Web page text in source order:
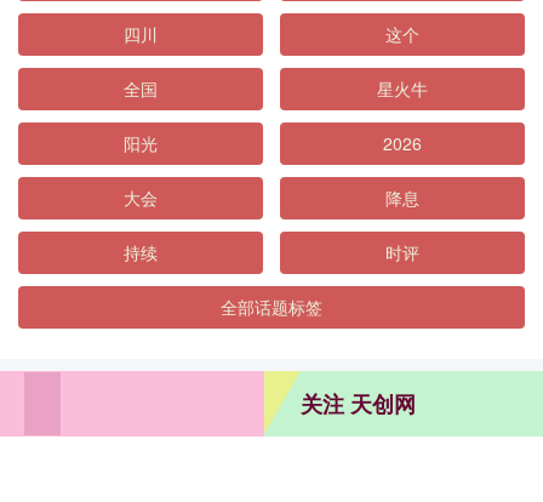
四川 这个
全国 星火牛
阳光 2026
大会 降息
持续 时评
全部话题标签
关注 天创网